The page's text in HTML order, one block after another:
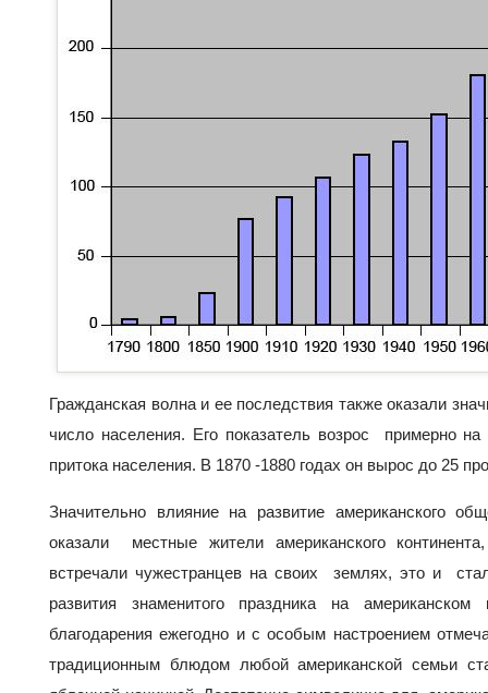
Гражданская волна и ее последствия также оказали
число населения. Его показатель возрос примерно
притока населения. В 1870 -1880 годах он вырос до 25
Значительно влияние на развитие американского
оказали местные жители американского
встречали чужестранцев на своих землях, это и
развития знаменитого праздника на американском
благодарения ежегодно и с особым настроением
традиционным блюдом любой американской семьи